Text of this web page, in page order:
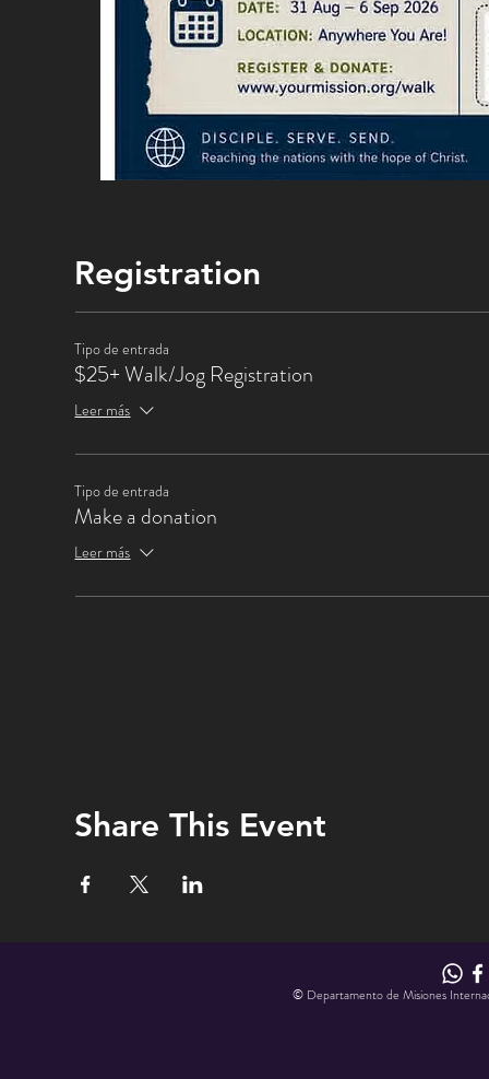
Registration
Tipo de entrada
$25+ Walk/Jog Registration
Leer más
Tipo de entrada
Make a donation
Leer más
Share This Event
© Departamento de Misiones